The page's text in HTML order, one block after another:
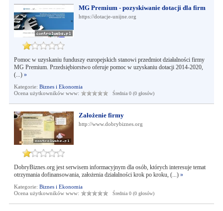
MG Premium - pozyskiwanie dotacji dla firm
https://dotacje-unijne.org
Pomoc w uzyskaniu funduszy europejskich stanowi przedmiot działalności firmy
MG Premium. Przedsiębiorstwo oferuje pomoc w uzyskaniu dotacji 2014-2020,
(...) »
Kategorie: Biznes i Ekonomia
Ocena użytkowników www:
Średnia 0 (0 głosów)
Założenie firmy
http://www.dobrybiznes.org
DobryBiznes.org jest serwisem informacyjnym dla osób, których interesuje temat
otrzymania dofinansowania, założenia działalności krok po kroku, (...) »
Kategorie: Biznes i Ekonomia
Ocena użytkowników www:
Średnia 0 (0 głosów)